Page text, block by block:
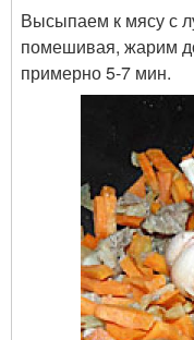
Высыпаем к мясу с
помешивая, жарим
примерно 5-7 мин.